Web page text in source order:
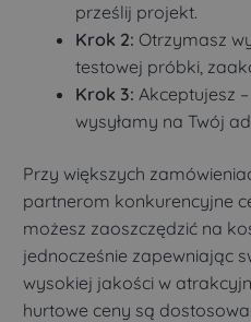
prześlij projekt.
Krok 2: Otrzymasz
testowej próbki,
Krok 3: Akceptujesz
wysyłamy na Twój
Przy większych
partnerom konkurencyjne
możesz zaoszczędzić na
jednocześnie zapewniając
wysokiej jakości w
hurtowe ceny są